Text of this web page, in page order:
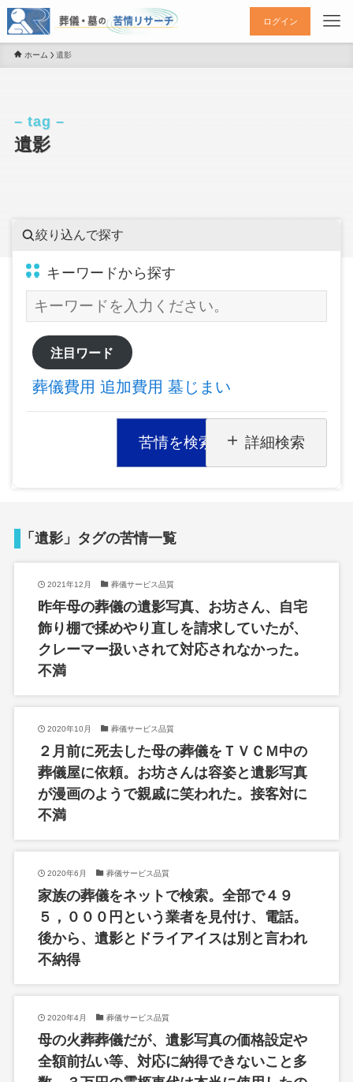
ログイン
ホーム 遺影
遺影
– tag –
絞り込んで探す
キーワードから探す
注目ワード
葬儀費用 追加費用 墓じまい
苦情を検索 詳細検索
「遺影」タグの苦情一覧
2021年12月 葬儀サービス品質
昨年母の葬儀の遺影写真、お坊さん、自宅
飾り棚で揉めやり直しを請求していたが、
クレーマー扱いされて対応されなかった。
不満
2020年10月 葬儀サービス品質
２月前に死去した母の葬儀をＴＶＣＭ中の
葬儀屋に依頼。お坊さんは容姿と遺影写真
が漫画のようで親戚に笑われた。接客対に
不満
2020年6月 葬儀サービス品質
家族の葬儀をネットで検索。全部で４９
５，０００円という業者を見付け、電話。
後から、遺影とドライアイスは別と言われ
不納得
2020年4月 葬儀サービス品質
母の火葬葬儀だが、遺影写真の価格設定や
全額前払い等、対応に納得できないこと多